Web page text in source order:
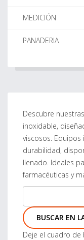
MEDICIÓN
PANADERIA
Descubre
inoxidable,
viscosos.
durabilidad,
llenado. Ideales
farmacéuticas y
Deje el cuadro